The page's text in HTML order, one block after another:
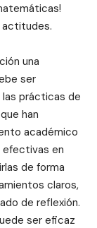
actitudes.
una
ser
las prácticas de
han
académico
efectivas en
de forma
claros,
de reflexión.
ser eficaz